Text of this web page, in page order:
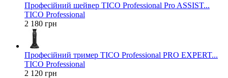
Професійний шейвер TICO Professional Pro ASSIST...
TICO Professional
2 180 грн
Професійний тример TICO Professional PRO EXPERT...
TICO Professional
2 120 грн